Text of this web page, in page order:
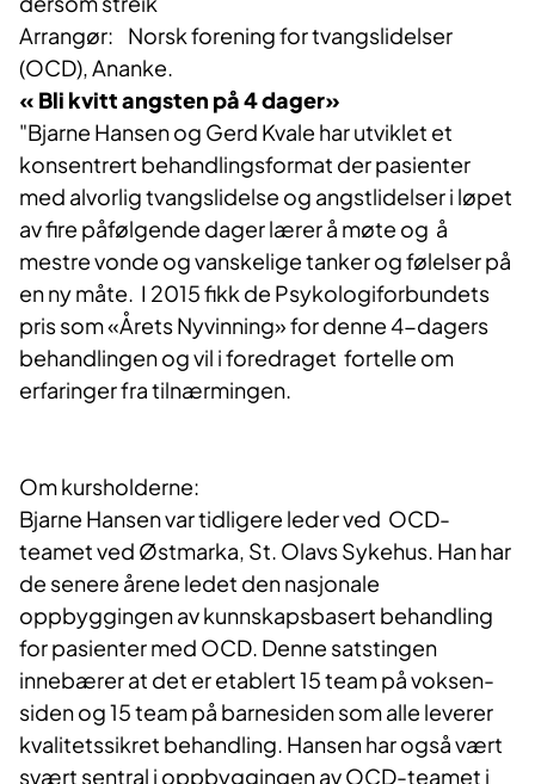
Arrangør: Norsk forening for tvangslidelser
(OCD), Ananke.
« Bli kvitt angsten på 4 dager»
"Bjarne Hansen og Gerd Kvale har utviklet et
konsentrert behandlingsformat der pasienter
med alvorlig tvangslidelse og angstlidelser i løpet
av fire påfølgende dager lærer å møte og å
mestre vonde og vanskelige tanker og følelser på
en ny måte. I 2015 fikk de Psykologiforbundets
pris som «Årets Nyvinning» for denne 4-dagers
behandlingen og vil i foredraget fortelle om
erfaringer fra tilnærmingen.
Om kursholderne:
Bjarne Hansen var tidligere leder ved OCD-
teamet ved Østmarka, St. Olavs Sykehus. Han har
de senere årene ledet den nasjonale
oppbyggingen av kunnskapsbasert behandling
for pasienter med OCD. Denne satstingen
innebærer at det er etablert 15 team på voksen-
siden og 15 team på barnesiden som alle leverer
kvalitetssikret behandling. Hansen har også vært
svært sentral i oppbyggingen av OCD-teamet i